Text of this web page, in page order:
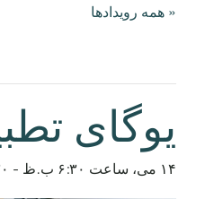
« همه رویدادها
یوگای
۱۴ می، ساعت ۶:۳۰ ب.ظ -